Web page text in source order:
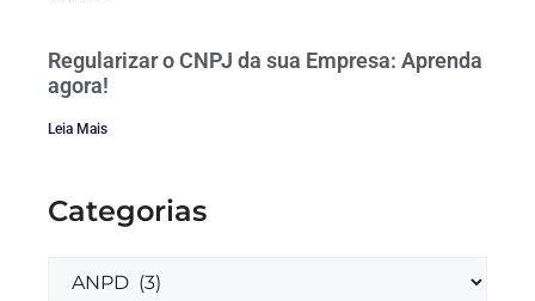
Regularizar o CNPJ da sua Empresa: Aprenda
agora!
Leia Mais
Categorias